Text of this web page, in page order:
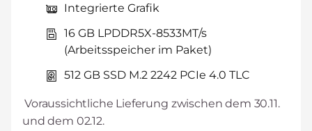
Integrierte Grafik
16 GB LPDDR5X-8533MT/s
(Arbeitsspeicher im Paket)
512 GB SSD M.2 2242 PCIe 4.0 TLC
Voraussichtliche Lieferung zwischen dem 30.11.
und dem 02.12.